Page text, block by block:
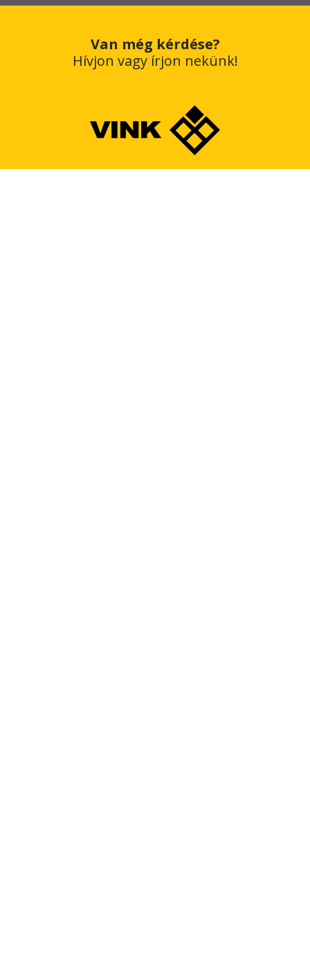
Van még kérdése?
Hívjon vagy írjon nekünk!